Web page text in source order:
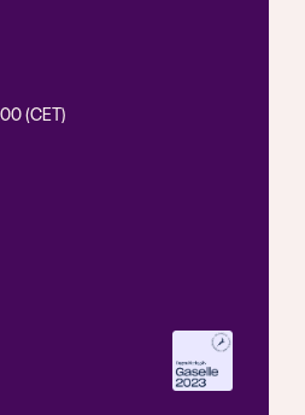
(CET)